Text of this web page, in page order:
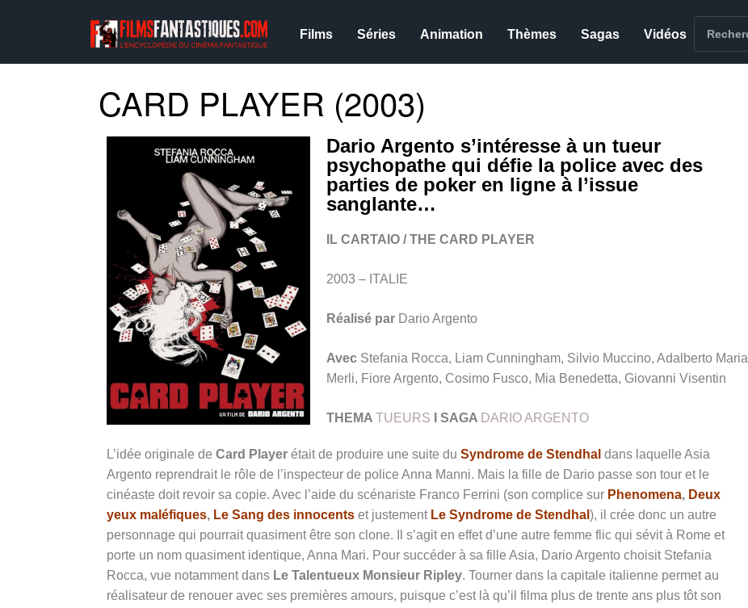
Films Séries Animation Thèmes Sagas Vidéos
CARD PLAYER (2003)
Dario Argento s’intéresse à un tueur
psychopathe qui défie la police avec des
parties de poker en ligne à l’issue
sanglante…
IL CARTAIO / THE CARD PLAYER
2003 – ITALIE
Réalisé par Dario Argento
Avec Stefania Rocca, Liam Cunningham, Silvio Muccino, Adalberto Maria
Merli, Fiore Argento, Cosimo Fusco, Mia Benedetta, Giovanni Visentin
THEMA TUEURS I SAGA DARIO ARGENTO
L’idée originale de Card Player était de produire une suite du Syndrome de Stendhal dans laquelle Asia
Argento reprendrait le rôle de l’inspecteur de police Anna Manni. Mais la fille de Dario passe son tour et le
cinéaste doit revoir sa copie. Avec l’aide du scénariste Franco Ferrini (son complice sur Phenomena, Deux
yeux maléfiques, Le Sang des innocents et justement Le Syndrome de Stendhal ), il crée donc un autre
personnage qui pourrait quasiment être son clone. Il s’agit en effet d’une autre femme flic qui sévit à Rome et
porte un nom quasiment identique, Anna Mari. Pour succéder à sa fille Asia, Dario Argento choisit Stefania
Rocca, vue notamment dans Le Talentueux Monsieur Ripley. Tourner dans la capitale italienne permet au
réalisateur de renouer avec ses premières amours, puisque c’est là qu’il filma plus de trente ans plus tôt son